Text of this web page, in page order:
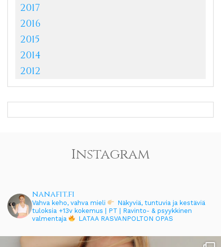
2017
2016
2015
2014
2012
Instagram
nanafit.fi
Vahva keho, vahva mieli
Näkyviä, tuntuvia ja kestäviä
tuloksia +13v kokemus | PT | Ravinto- & psyykkinen
valmentaja
LATAA RASVANPOLTON OPAS